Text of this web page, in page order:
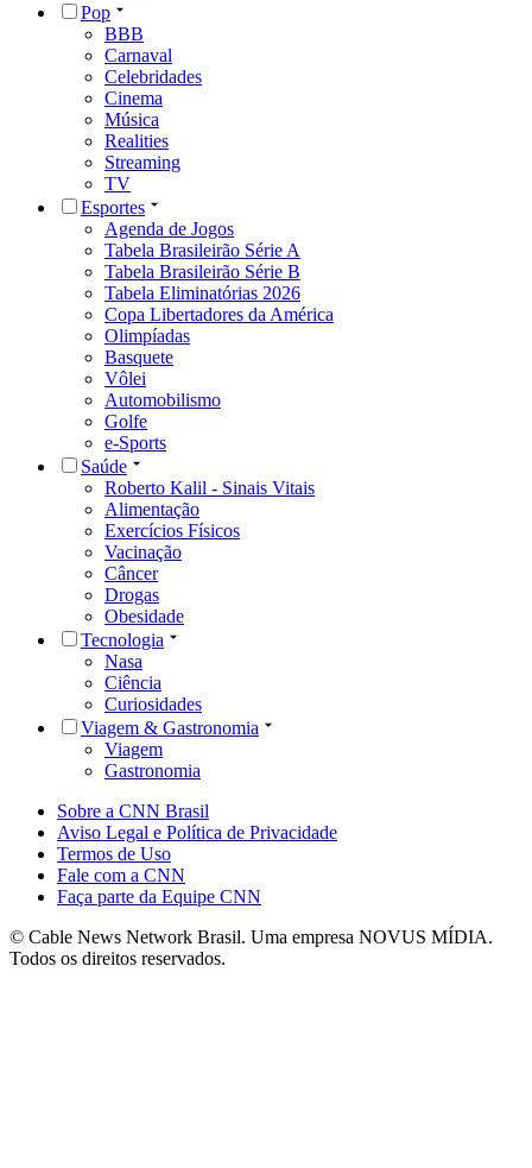
Pop
BBB
Carnaval
Celebridades
Cinema
Música
Realities
Streaming
TV
Esportes
Agenda de Jogos
Tabela Brasileirão Série A
Tabela Brasileirão Série B
Tabela Eliminatórias 2026
Copa Libertadores da América
Olimpíadas
Basquete
Vôlei
Automobilismo
Golfe
e-Sports
Saúde
Roberto Kalil - Sinais Vitais
Alimentação
Exercícios Físicos
Vacinação
Câncer
Drogas
Obesidade
Tecnologia
Nasa
Ciência
Curiosidades
Viagem & Gastronomia
Viagem
Gastronomia
Sobre a CNN Brasil
Aviso Legal e Política de Privacidade
Termos de Uso
Fale com a CNN
Faça parte da Equipe CNN
© Cable News Network Brasil. Uma empresa NOVUS MÍDIA.
Todos os direitos reservados.